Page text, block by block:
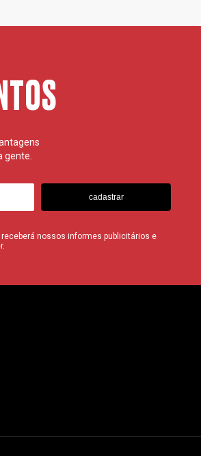
gente.
cadastrar
nossos informes publicitários e